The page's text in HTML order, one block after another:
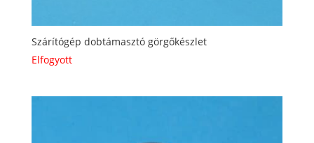
Szárítógép dobtámasztó görgőkészlet
Elfogyott